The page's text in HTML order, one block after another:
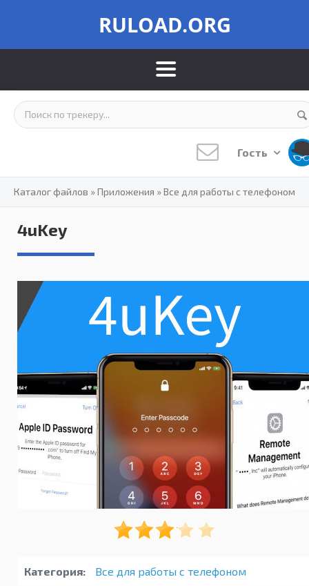
RULOAD.ORG
Гость
Каталог файлов »Приложения »Все для работы с телефоном
4uKey
Категория: Все для работы с телефоном